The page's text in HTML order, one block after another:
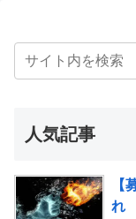
人気記事
【
れ